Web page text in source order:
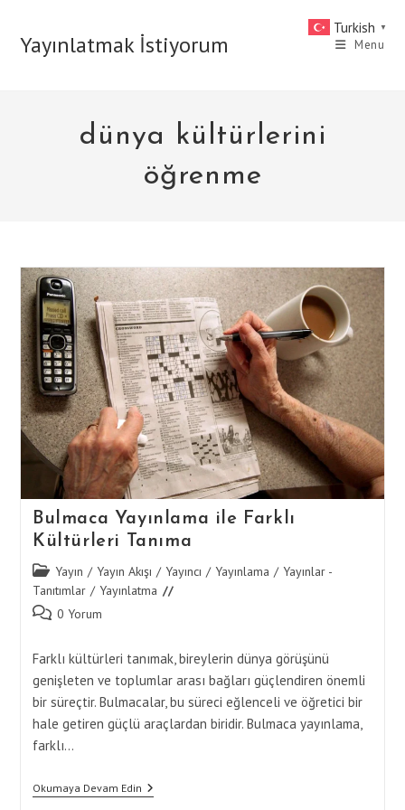
contentYayınlatmak İstiyorum Menu
dünya kültürlerini
öğrenme
Bulmaca Yayınlama ile Farklı
Kültürleri Tanıma
Post
category:
Yayın / Yayın Akışı / Yayıncı / Yayınlama / Yayınlar -
Tanıtımlar / Yayınlatma
Post 0 Yorum
Farklı kültürleri tanımak, bireylerin dünya görüşünü
genişleten ve toplumlar arası bağları güçlendiren önemli
bir süreçtir. Bulmacalar, bu süreci eğlenceli ve öğretici bir
hale getiren güçlü araçlardan biridir. Bulmaca yayınlama,
farklı…
Okumaya Devam EdinBulmaca
Turkish ▼